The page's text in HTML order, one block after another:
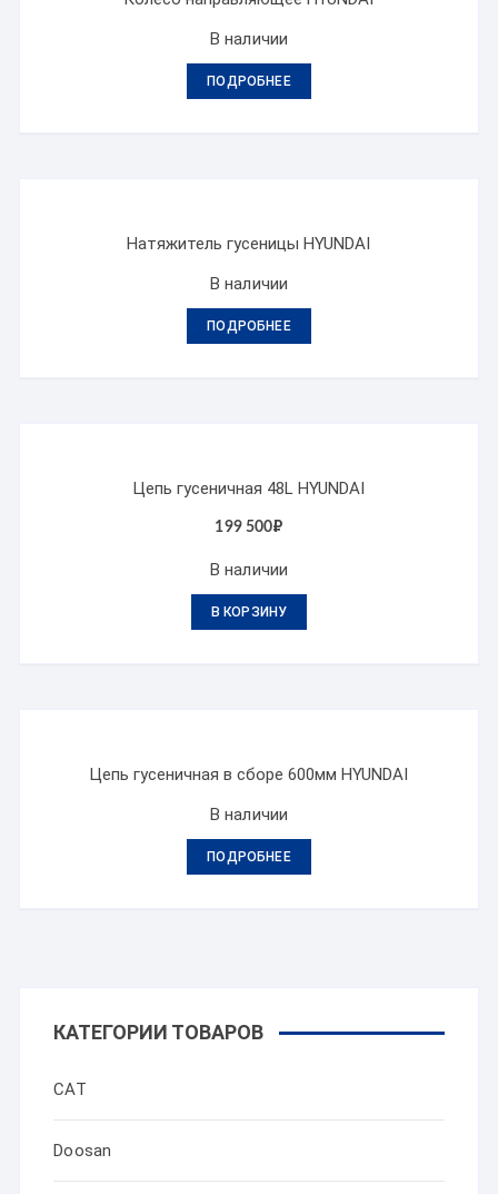
В наличии
ПОДРОБНЕЕ
Натяжитель гусеницы HYUNDAI
В наличии
ПОДРОБНЕЕ
Цепь гусеничная 48L HYUNDAI
199 500₽
В наличии
В КОРЗИНУ
Цепь гусеничная в сборе 600мм HYUNDAI
В наличии
ПОДРОБНЕЕ
КАТЕГОРИИ ТОВАРОВ
CAT
Doosan